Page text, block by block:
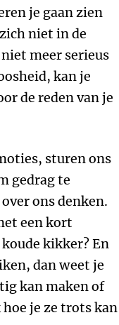
je gaan zien
niet in de
meer serieus
kan je
de reden van je
sturen ons
gedrag te
ons denken.
een kort
kikker? En
dan weet je
kan maken of
je ze trots kan